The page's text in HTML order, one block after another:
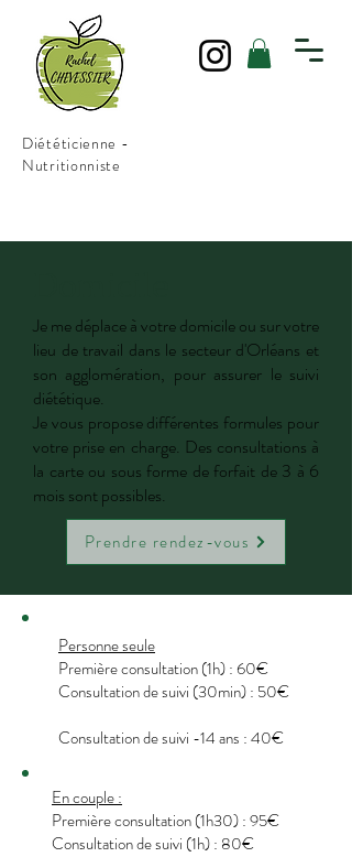
Diététicienne -
Nutritionniste
Je me déplace à votre domicile ou sur votre
lieu de travail dans le secteur d'Orléans et
son agglomération, pour assurer le suivi
diététique.
Je vous propose différentes formules pour
votre prise en charge. Des consultations à
la carte ou sous forme de forfait de 3 à 6
mois sont possibles.
Prendre rendez-vous
Personne seule
Première consultation (1h) : 60€
Consultation de suivi (30min) : 50€
Consultation de suivi -14 ans : 40€
En couple :
Première consultation (1h30) : 95€
Consultation de suivi (1h) : 80€